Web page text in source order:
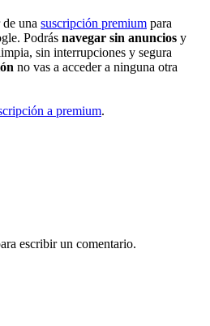
una suscripción premium para
Podrás navegar sin anuncios y
sin interrupciones y segura
no vas a acceder a ninguna otra
a premium.
escribir un comentario.